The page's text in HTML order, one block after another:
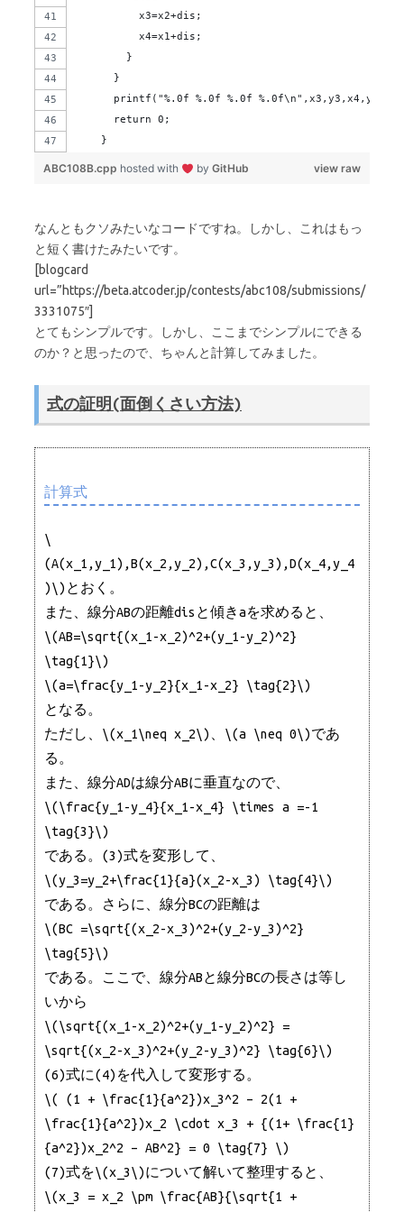
          x3=x2+dis;
          x4=x1+dis;
        }
      }
      printf("%.0f %.0f %.0f %.0f\n",x3,y3,x4,y4);
      return 0;
    }
view raw
ABC108B.cpp hosted with by GitHub
なんともクソみたいなコードですね。しかし、これはもっ
と短く書けたみたいです。
[blogcard
url=”https://beta.atcoder.jp/contests/abc108/submissions/
3331075″]
とてもシンプルです。しかし、ここまでシンプルにできる
のか？と思ったので、ちゃんと計算してみました。
式の証明(面倒くさい方法)
計算式
\
(A(x_1,y_1),B(x_2,y_2),C(x_3,y_3),D(x_4,y_4
)\)とおく。
また、線分ABの距離disと傾きaを求めると、
\(AB=\sqrt{(x_1-x_2)^2+(y_1-y_2)^2}
\tag{1}\)
\(a=\frac{y_1-y_2}{x_1-x_2} \tag{2}\)
となる。
ただし、\(x_1\neq x_2\)、\(a \neq 0\)であ
る。
また、線分ADは線分ABに垂直なので、
\(\frac{y_1-y_4}{x_1-x_4} \times a =-1
\tag{3}\)
である。(3)式を変形して、
\(y_3=y_2+\frac{1}{a}(x_2-x_3) \tag{4}\)
である。さらに、線分BCの距離は
\(BC =\sqrt{(x_2-x_3)^2+(y_2-y_3)^2}
\tag{5}\)
である。ここで、線分ABと線分BCの長さは等し
いから
\(\sqrt{(x_1-x_2)^2+(y_1-y_2)^2} =
\sqrt{(x_2-x_3)^2+(y_2-y_3)^2} \tag{6}\)
(6)式に(4)を代入して変形する。
\( (1 + \frac{1}{a^2})x_3^2 – 2(1 +
\frac{1}{a^2})x_2 \cdot x_3 + {(1+ \frac{1}
{a^2})x_2^2 – AB^2} = 0 \tag{7} \)
(7)式を\(x_3\)について解いて整理すると、
\(x_3 = x_2 \pm \frac{AB}{\sqrt{1 +